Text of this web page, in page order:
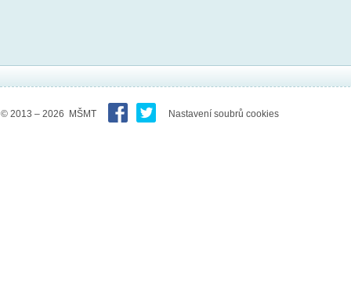
© 2013 – 2026 MŠMT Nastavení soubrů cookies